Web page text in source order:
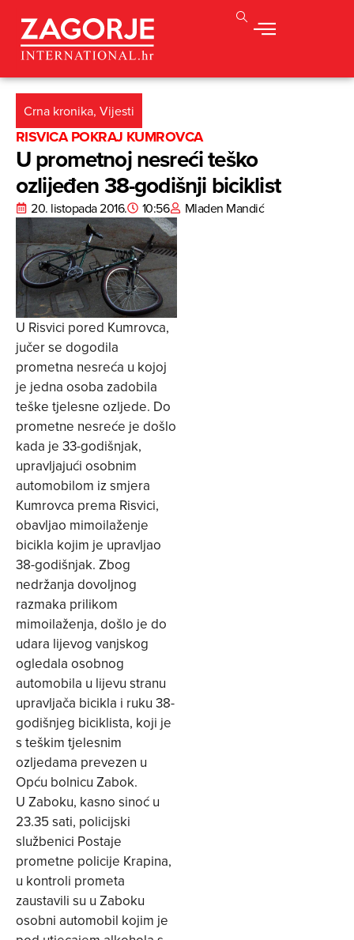
Crna kronika, Vijesti
RISVICA POKRAJ KUMROVCA
U prometnoj nesreći teško
ozlijeđen 38-godišnji biciklist
20. listopada 2016. 10:56 Mladen Mandić
U Risvici pored Kumrovca,
jučer se dogodila
prometna nesreća u kojoj
je jedna osoba zadobila
teške tjelesne ozljede. Do
prometne nesreće je došlo
kada je 33-godišnjak,
upravljajući osobnim
automobilom iz smjera
Kumrovca prema Risvici,
obavljao mimoilaženje
bicikla kojim je upravljao
38-godišnjak. Zbog
nedržanja dovoljnog
razmaka prilikom
mimoilaženja, došlo je do
udara lijevog vanjskog
ogledala osobnog
automobila u lijevu stranu
upravljača bicikla i ruku 38-
godišnjeg biciklista, koji je
s teškim tjelesnim
ozljedama prevezen u
Opću bolnicu Zabok.
U Zaboku, kasno sinoć u
23.35 sati, policijski
službenici Postaje
prometne policije Krapina,
u kontroli prometa
zaustavili su u Zaboku
osobni automobil kojim je